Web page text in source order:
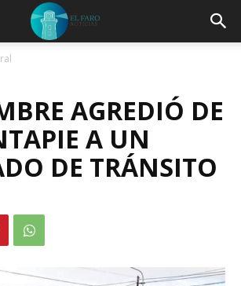
AGREDIÓ DE
A UN
DE TRÁNSITO